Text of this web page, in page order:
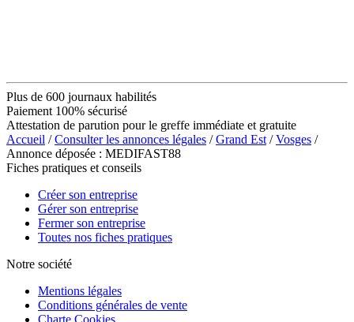
Plus de 600 journaux habilités
Paiement 100% sécurisé
Attestation de parution pour le greffe immédiate et gratuite
Accueil /Consulter les annonces légales /Grand Est /Vosges /
Annonce déposée : MEDIFAST88
Fiches pratiques et conseils
Créer son entreprise
Gérer son entreprise
Fermer son entreprise
Toutes nos fiches pratiques
Notre société
Mentions légales
Conditions générales de vente
Charte Cookies